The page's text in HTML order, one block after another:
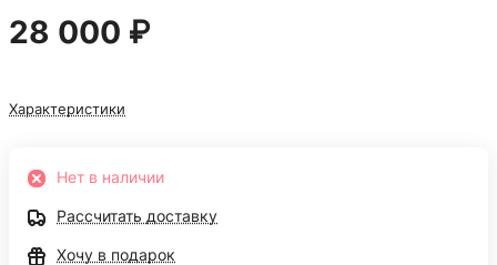
28 000 ₽
Характеристики
Нет в наличии
Рассчитать доставку
Хочу в подарок